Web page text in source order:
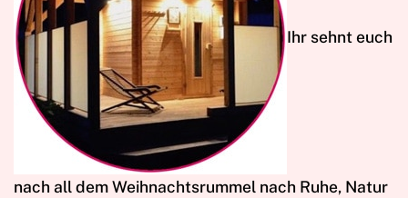
Ihr sehnt euch
nach all dem Weihnachtsrummel nach Ruhe, Natur